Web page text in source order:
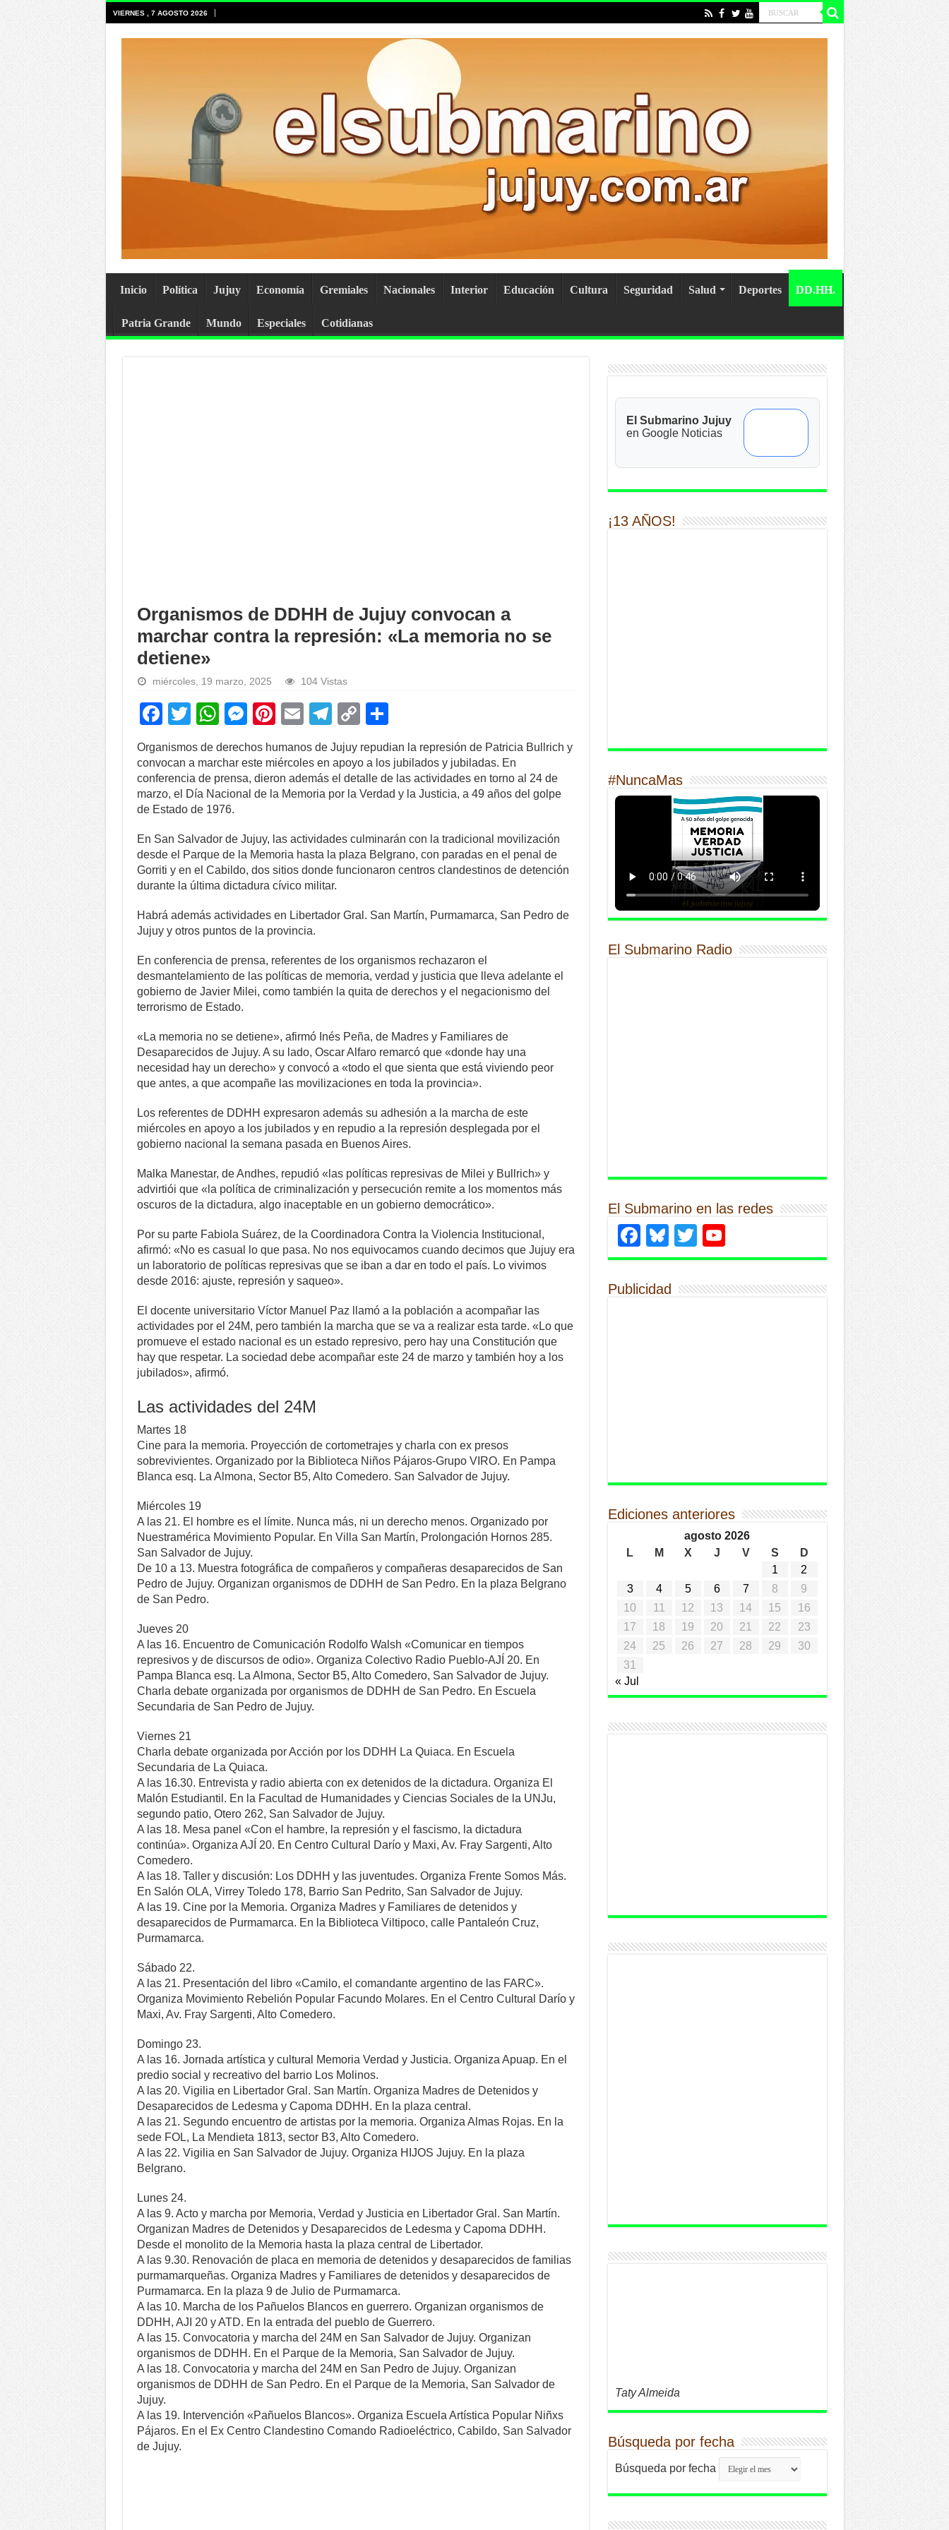
VIERNES , 7 AGOSTO 2026
Inicio Política Jujuy Economía Gremiales Nacionales Interior Educación Cultura Seguridad Salud Deportes DD.HH.
Patria Grande Mundo Especiales Cotidianas
Organismos de DDHH de Jujuy convocan a
marchar contra la represión: «La memoria no se
detiene»
miércoles, 19 marzo, 2025 104 Vistas
F
a
c
e
b
o
k
T
wi
tt
er
W
h
at
s
A
p
M
ss
e
n
er
Pi
er
e
st
E
m
ail
T
el
e
gr
a
C
p
y
Li
k
h
ar
e
Organismos de derechos humanos de Jujuy repudian la represión de Patricia Bullrich y
convocan a marchar este miércoles en apoyo a los jubilados y jubiladas. En
conferencia de prensa, dieron además el detalle de las actividades en torno al 24 de
marzo, el Día Nacional de la Memoria por la Verdad y la Justicia, a 49 años del golpe
de Estado de 1976.
En San Salvador de Jujuy, las actividades culminarán con la tradicional movilización
desde el Parque de la Memoria hasta la plaza Belgrano, con paradas en el penal de
Gorriti y en el Cabildo, dos sitios donde funcionaron centros clandestinos de detención
durante la última dictadura cívico militar.
Habrá además actividades en Libertador Gral. San Martín, Purmamarca, San Pedro de
Jujuy y otros puntos de la provincia.
En conferencia de prensa, referentes de los organismos rechazaron el
desmantelamiento de las políticas de memoria, verdad y justicia que lleva adelante el
gobierno de Javier Milei, como también la quita de derechos y el negacionismo del
terrorismo de Estado.
«La memoria no se detiene», afirmó Inés Peña, de Madres y Familiares de
Desaparecidos de Jujuy. A su lado, Oscar Alfaro remarcó que «donde hay una
necesidad hay un derecho» y convocó a «todo el que sienta que está viviendo peor
que antes, a que acompañe las movilizaciones en toda la provincia».
Los referentes de DDHH expresaron además su adhesión a la marcha de este
miércoles en apoyo a los jubilados y en repudio a la represión desplegada por el
gobierno nacional la semana pasada en Buenos Aires.
Malka Manestar, de Andhes, repudió «las políticas represivas de Milei y Bullrich» y
advirtiói que «la política de criminalización y persecución remite a los momentos más
oscuros de la dictadura, algo inaceptable en un gobierno democrático».
Por su parte Fabiola Suárez, de la Coordinadora Contra la Violencia Institucional,
afirmó: «No es casual lo que pasa. No nos equivocamos cuando decimos que Jujuy era
un laboratorio de políticas represivas que se iban a dar en todo el país. Lo vivimos
desde 2016: ajuste, represión y saqueo».
El docente universitario Víctor Manuel Paz llamó a la población a acompañar las
actividades por el 24M, pero también la marcha que se va a realizar esta tarde. «Lo que
promueve el estado nacional es un estado represivo, pero hay una Constitución que
hay que respetar. La sociedad debe acompañar este 24 de marzo y también hoy a los
jubilados», afirmó.
Las actividades del 24M
Martes 18
Cine para la memoria. Proyección de cortometrajes y charla con ex presos
sobrevivientes. Organizado por la Biblioteca Niños Pájaros-Grupo VIRO. En Pampa
Blanca esq. La Almona, Sector B5, Alto Comedero. San Salvador de Jujuy.
Miércoles 19
A las 21. El hombre es el límite. Nunca más, ni un derecho menos. Organizado por
Nuestramérica Movimiento Popular. En Villa San Martín, Prolongación Hornos 285.
San Salvador de Jujuy.
De 10 a 13. Muestra fotográfica de compañeros y compañeras desaparecidos de San
Pedro de Jujuy. Organizan organismos de DDHH de San Pedro. En la plaza Belgrano
de San Pedro.
Jueves 20
A las 16. Encuentro de Comunicación Rodolfo Walsh «Comunicar en tiempos
represivos y de discursos de odio». Organiza Colectivo Radio Pueblo-AJÍ 20. En
Pampa Blanca esq. La Almona, Sector B5, Alto Comedero, San Salvador de Jujuy.
Charla debate organizada por organismos de DDHH de San Pedro. En Escuela
Secundaria de San Pedro de Jujuy.
Viernes 21
Charla debate organizada por Acción por los DDHH La Quiaca. En Escuela
Secundaria de La Quiaca.
A las 16.30. Entrevista y radio abierta con ex detenidos de la dictadura. Organiza El
Malón Estudiantil. En la Facultad de Humanidades y Ciencias Sociales de la UNJu,
segundo patio, Otero 262, San Salvador de Jujuy.
A las 18. Mesa panel «Con el hambre, la represión y el fascismo, la dictadura
continúa». Organiza AJÍ 20. En Centro Cultural Darío y Maxi, Av. Fray Sargenti, Alto
Comedero.
A las 18. Taller y discusión: Los DDHH y las juventudes. Organiza Frente Somos Más.
En Salón OLA, Virrey Toledo 178, Barrio San Pedrito, San Salvador de Jujuy.
A las 19. Cine por la Memoria. Organiza Madres y Familiares de detenidos y
desaparecidos de Purmamarca. En la Biblioteca Viltipoco, calle Pantaleón Cruz,
Purmamarca.
Sábado 22.
A las 21. Presentación del libro «Camilo, el comandante argentino de las FARC».
Organiza Movimiento Rebelión Popular Facundo Molares. En el Centro Cultural Darío y
Maxi, Av. Fray Sargenti, Alto Comedero.
Domingo 23.
A las 16. Jornada artística y cultural Memoria Verdad y Justicia. Organiza Apuap. En el
predio social y recreativo del barrio Los Molinos.
A las 20. Vigilia en Libertador Gral. San Martín. Organiza Madres de Detenidos y
Desaparecidos de Ledesma y Capoma DDHH. En la plaza central.
A las 21. Segundo encuentro de artistas por la memoria. Organiza Almas Rojas. En la
sede FOL, La Mendieta 1813, sector B3, Alto Comedero.
A las 22. Vigilia en San Salvador de Jujuy. Organiza HIJOS Jujuy. En la plaza
Belgrano.
Lunes 24.
A las 9. Acto y marcha por Memoria, Verdad y Justicia en Libertador Gral. San Martín.
Organizan Madres de Detenidos y Desaparecidos de Ledesma y Capoma DDHH.
Desde el monolito de la Memoria hasta la plaza central de Libertador.
A las 9.30. Renovación de placa en memoria de detenidos y desaparecidos de familias
purmamarqueñas. Organiza Madres y Familiares de detenidos y desaparecidos de
Purmamarca. En la plaza 9 de Julio de Purmamarca.
A las 10. Marcha de los Pañuelos Blancos en guerrero. Organizan organismos de
DDHH, AJI 20 y ATD. En la entrada del pueblo de Guerrero.
A las 15. Convocatoria y marcha del 24M en San Salvador de Jujuy. Organizan
organismos de DDHH. En el Parque de la Memoria, San Salvador de Jujuy.
A las 18. Convocatoria y marcha del 24M en San Pedro de Jujuy. Organizan
organismos de DDHH de San Pedro. En el Parque de la Memoria, San Salvador de
Jujuy.
A las 19. Intervención «Pañuelos Blancos». Organiza Escuela Artística Popular Niñxs
Pájaros. En el Ex Centro Clandestino Comando Radioeléctrico, Cabildo, San Salvador
de Jujuy.
El Submarino Jujuy
en Google Noticias
¡13 AÑOS!
#NuncaMas
El Submarino Radio
El Submarino en las redes
Facebook
Bluesky
Twitter
Publicidad
Ediciones anteriores
agosto 2026
L
M X J V S
D
1
2
3
4 5 6 7 8
9
10
11 12 13 14 15
16
17
18 19 20 21 22
23
24
25 26 27 28 29
30
31
« Jul
Taty Almeida
Búsqueda por fecha
Búsqueda por fecha